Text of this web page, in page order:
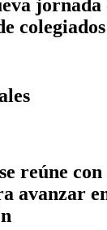
jornada
reúne
avanzar